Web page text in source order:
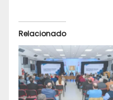
Relacionado